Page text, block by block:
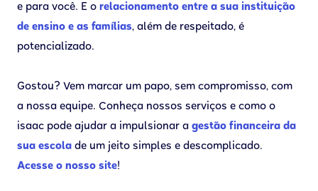
e para você. E o relacionamento entre a sua instituição
de ensino e as famílias, além de respeitado, é
potencializado.
Gostou? Vem marcar um papo, sem compromisso, com
a nossa equipe. Conheça nossos serviços e como o
isaac pode ajudar a impulsionar a gestão financeira da
sua escola de um jeito simples e descomplicado.
Acesse o nosso site!